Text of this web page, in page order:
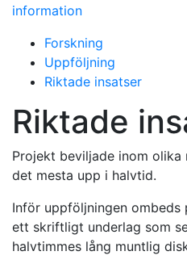
information
Forskning
Uppföljning
Riktade insatser
Riktade
Projekt beviljade inom
det mesta upp i halvtid.
Inför uppföljningen
ett skriftligt underlag som
halvtimmes lång muntlig